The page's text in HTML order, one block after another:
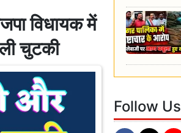
विधायक में
चुटकी
Follow Us